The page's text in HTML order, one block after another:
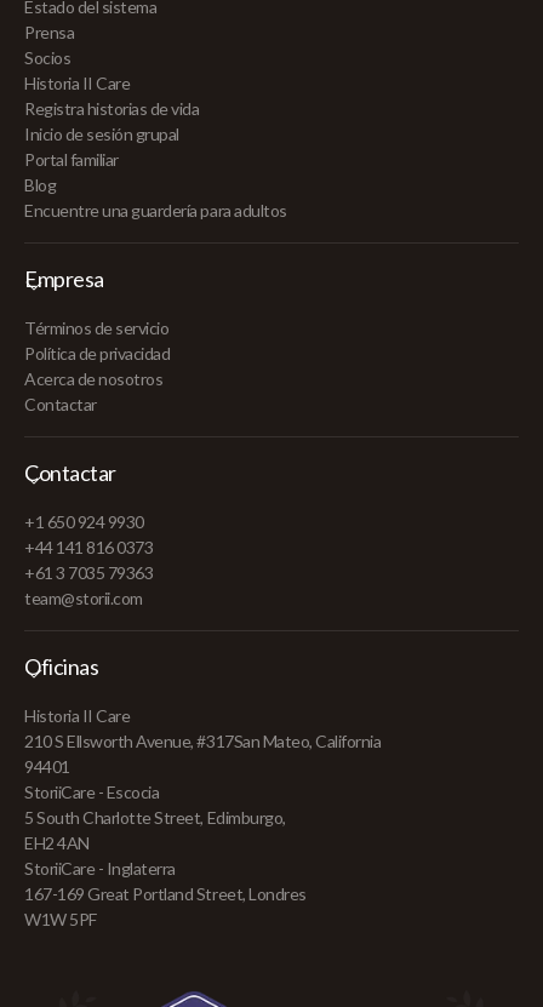
Estado del sistema
Prensa
Socios
Historia II Care
Registra historias de vida
Inicio de sesión grupal
Portal familiar
Blog
Encuentre una guardería para adultos
Empresa
Términos de servicio
Política de privacidad
Acerca de nosotros
Contactar
Contactar
+1 650 924 9930
+44 141 816 0373
+61 3 7035 79363
team@storii.com
Oficinas
Historia II Care
210 S Ellsworth Avenue, #317San Mateo, California
94401
StoriiCare - Escocia
5 South Charlotte Street, Edimburgo,
EH2 4AN
StoriiCare - Inglaterra
167-169 Great Portland Street, Londres
W1W 5PF